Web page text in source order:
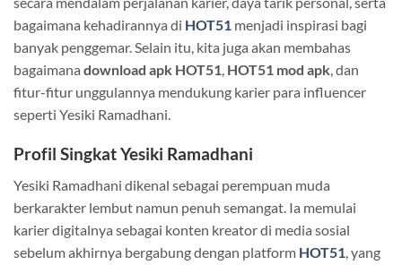
bagaimana kehadirannya di HOT51 menjadi inspirasi bagi
banyak penggemar. Selain itu, kita juga akan membahas
bagaimana download apk HOT51 HOT51 mod apk , dan
fitur-fitur unggulannya mendukung karier para influencer
seperti Yesiki Ramadhani.
Profil Singkat Yesiki Ramadhani
Yesiki Ramadhani dikenal sebagai perempuan muda
berkarakter lembut namun penuh semangat. Ia memulai
karier digitalnya sebagai konten kreator di media sosial
sebelum akhirnya bergabung dengan platform HOT51, yang